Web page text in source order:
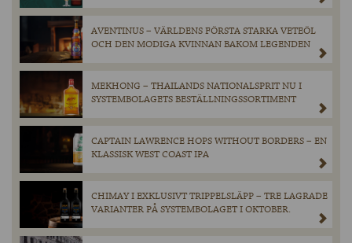
AVENTINUS – VÄRLDENS FÖRSTA STARKA VETEÖL
OCH DEN MODIGA KVINNAN BAKOM LEGENDEN
MEKHONG – THAILANDS NATIONALSPRIT NU I
SYSTEMBOLAGETS BESTÄLLNINGSSORTIMENT
CAPTAIN LAWRENCE HOPS WITHOUT BORDERS – EN
KLASSISK WEST COAST IPA
CHIMAY I EXKLUSIVT TRIPPELSLÄPP – TRE LAGRADE
VARIANTER PÅ SYSTEMBOLAGET I OKTOBER.